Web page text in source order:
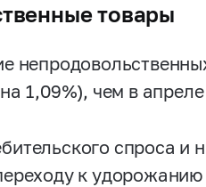
товары
1,09%), чем в
спроса и
к